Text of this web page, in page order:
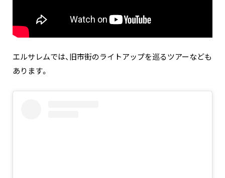
エルサレムでは、旧市街のライトアップを巡るツアーなども
あります。